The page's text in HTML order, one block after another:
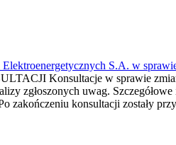
S.A. w
Konsultacje w sprawie
zgłoszonych uwag.
zakończeniu konsultacji zostały